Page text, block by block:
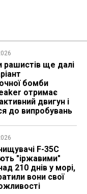
рашистів ще далі
бомби
отримає
двигун і
до випробувань
F-35C
"іржавими"
210 днів у морі,
вони свої